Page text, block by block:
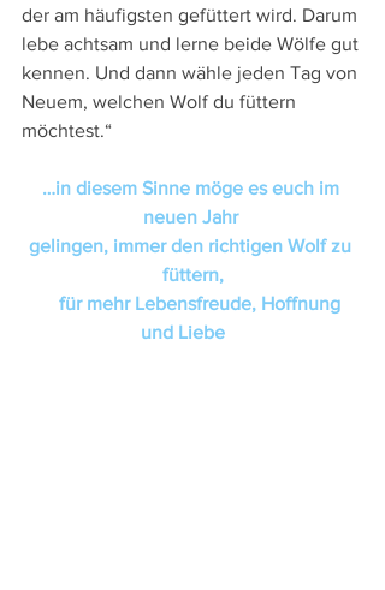
der am häufigsten gefüttert wird. Darum
lebe achtsam und lerne beide Wölfe gut
kennen. Und dann wähle jeden Tag von
Neuem, welchen Wolf du füttern
möchtest.“
…in diesem Sinne möge es euch im
neuen Jahr
gelingen, immer den richtigen Wolf zu
füttern,
und Liebe